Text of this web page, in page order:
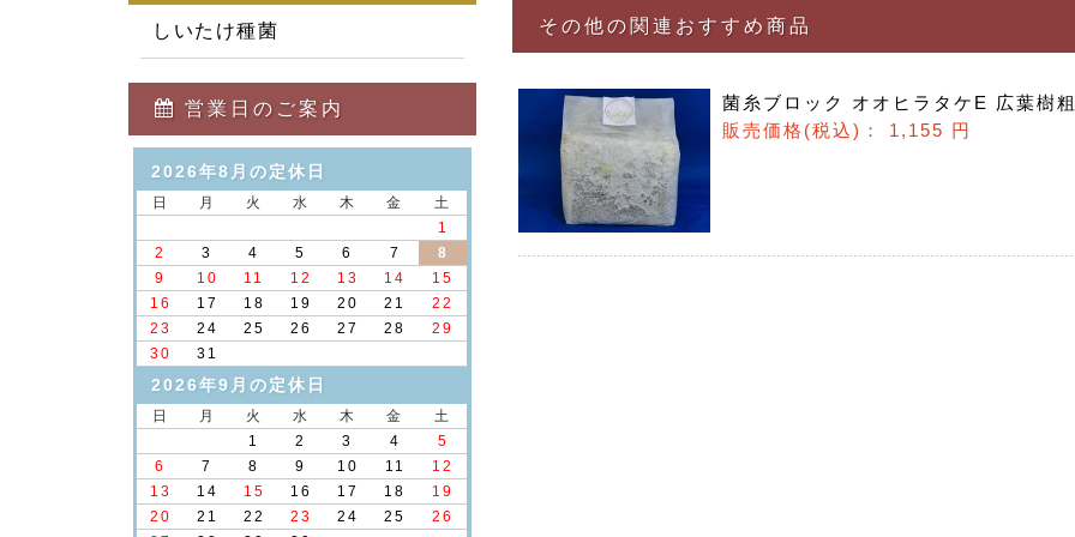
その他の関連おすすめ商品
菌糸ブロック オオヒラタケE 広葉樹
販売価格(税込)：
1,155 円
しいたけ種菌
営業日のご案内
2026年8月の定休日
日 月 火 水 木 金
土
1
2
3 4 5 6 7
8
9
10 11 12 13 14
15
16
17 18 19 20 21
22
23
24 25 26 27 28
29
30
31
2026年9月の定休日
日 月 火 水 木 金
土
1
2 3 4
5
6
7 8 9 10 11
12
13
14 15 16 17 18
19
20
21 22 23 24 25
26